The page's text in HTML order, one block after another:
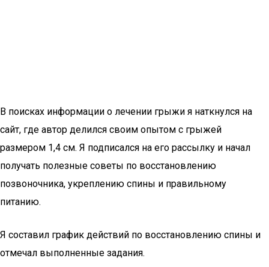
В поисках информации о лечении грыжи я наткнулся на
сайт, где автор делился своим опытом с грыжей
размером 1,4 см. Я подписался на его рассылку и начал
получать полезные советы по восстановлению
позвоночника, укреплению спины и правильному
питанию.
Я составил график действий по восстановлению спины и
отмечал выполненные задания.